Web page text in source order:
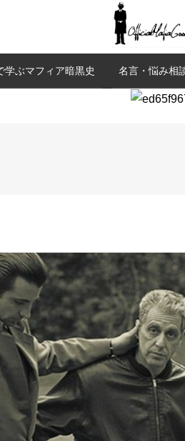
学ぶマフィア暗黒史 名言・悩み相